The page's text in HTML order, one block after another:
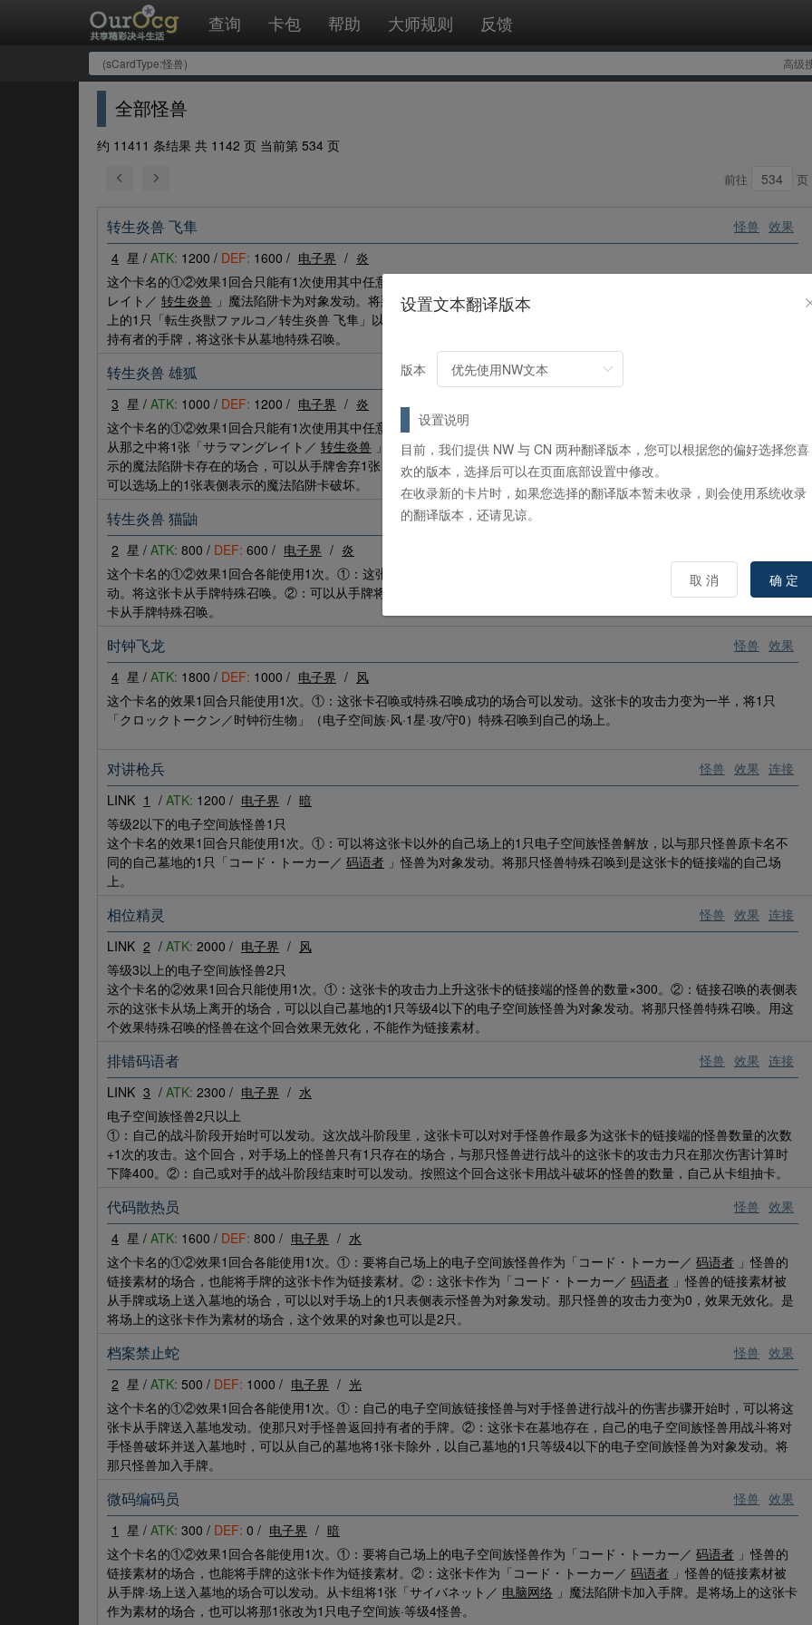
查询 卡包 帮助 大师规则 反馈
高级
全部怪兽
约 11411 条结果 共 1142 页 当前第 534 页
前往 页
怪兽 效果
转生炎兽 飞隼
4 星 / ATK: 1200 / DEF: 1600 / 电子界 / 炎
这个卡名的①②效果1回合只能有1次使用其中任意1个。①：这张卡被送入墓地的场合，可以以自己墓地的1张「サラマング
レイト／ 转生炎兽 」魔法陷阱卡为对象发动。将那张卡盖放到自己的场上。②：这张卡在墓地存在的场合，可以以自己场
上的1只「転生炎獣ファルコ／转生炎兽 飞隼」以外的「サラマングレイト／
持有者的手牌，将这张卡从墓地特殊召唤。
转生炎兽 雄狐
3 星 / ATK: 1000 / DEF: 1200 / 电子界 / 炎
这个卡名的①②效果1回合只能有1次使用其中任意1个。①：这张卡召唤成功时可以发动。从自己卡组上面翻开3张卡，可以
从那之中将1张「サラマングレイト／ 转生炎兽 」卡加入手牌，剩下的卡返回卡组。②：这张卡在墓地存在，场上有表侧表
示的魔法陷阱卡存在的场合，可以从手牌舍弃1张「サラマングレイト／转生炎兽 」卡发动。将这张卡特殊召唤。那之后，
可以选场上的1张表侧表示的魔法陷阱卡破坏。
转生炎兽 猫鼬
2 星 / ATK: 800 / DEF: 600 / 电子界 / 炎
这个卡名的①②效果1回合各能使用1次。①：这张卡在用通常抽卡以外的方法加入手牌的场合，可以向对手展示这张卡发
动。将这张卡从手牌特殊召唤。②：可以从手牌将这张卡以外的1张「サラマングレイト／
」卡舍弃发动。将这张
卡从手牌特殊召唤。
怪兽 效果
时钟飞龙
4 星 / ATK: 1800 / DEF: 1000 / 电子界 / 风
这个卡名的效果1回合只能使用1次。①：这张卡召唤或特殊召唤成功的场合可以发动。这张卡的攻击力变为一半，将1只
「クロックトークン／时钟衍生物」（电子空间族·风·1星·攻/守0）特殊召唤到自己的场上。
怪兽 效果 连接
对讲枪兵
LINK 1 / ATK: 1200 / 电子界 / 暗
等级2以下的电子空间族怪兽1只
这个卡名的效果1回合只能使用1次。①：可以将这张卡以外的自己场上的1只电子空间族怪兽解放，以与那只怪兽原卡名不
同的自己墓地的1只「コード・トーカー／ 码语者 」怪兽为对象发动。将那只怪兽特殊召唤到是这张卡的链接端的自己场
上。
怪兽 效果 连接
相位精灵
LINK 2 / ATK: 2000 / 电子界 / 风
等级3以上的电子空间族怪兽2只
这个卡名的②效果1回合只能使用1次。①：这张卡的攻击力上升这张卡的链接端的怪兽的数量×300。②：链接召唤的表侧表
示的这张卡从场上离开的场合，可以以自己墓地的1只等级4以下的电子空间族怪兽为对象发动。将那只怪兽特殊召唤。用这
个效果特殊召唤的怪兽在这个回合效果无效化，不能作为链接素材。
怪兽 效果 连接
排错码语者
LINK 3 / ATK: 2300 / 电子界 / 水
电子空间族怪兽2只以上
①：自己的战斗阶段开始时可以发动。这次战斗阶段里，这张卡可以对对手怪兽作最多为这张卡的链接端的怪兽数量的次数
+1次的攻击。这个回合，对手场上的怪兽只有1只存在的场合，与那只怪兽进行战斗的这张卡的攻击力只在那次伤害计算时
下降400。②：自己或对手的战斗阶段结束时可以发动。按照这个回合这张卡用战斗破坏的怪兽的数量，自己从卡组抽卡。
怪兽 效果
代码散热员
4 星 / ATK: 1600 / DEF: 800 / 电子界 / 水
这个卡名的①②效果1回合各能使用1次。①：要将自己场上的电子空间族怪兽作为「コード・トーカー／ 码语者 」怪兽的
链接素材的场合，也能将手牌的这张卡作为链接素材。②：这张卡作为「コード・トーカー／ 码语者 」怪兽的链接素材被
从手牌或场上送入墓地的场合，可以以对手场上的1只表侧表示怪兽为对象发动。那只怪兽的攻击力变为0，效果无效化。是
将场上的这张卡作为素材的场合，这个效果的对象也可以是2只。
怪兽 效果
档案禁止蛇
2 星 / ATK: 500 / DEF: 1000 / 电子界 / 光
这个卡名的①②效果1回合各能使用1次。①：自己的电子空间族链接怪兽与对手怪兽进行战斗的伤害步骤开始时，可以将这
张卡从手牌送入墓地发动。使那只对手怪兽返回持有者的手牌。②：这张卡在墓地存在，自己的电子空间族怪兽用战斗将对
手怪兽破坏并送入墓地时，可以从自己的墓地将1张卡除外，以自己墓地的1只等级4以下的电子空间族怪兽为对象发动。将
那只怪兽加入手牌。
怪兽 效果
微码编码员
1 星 / ATK: 300 / DEF: 0 / 电子界 / 暗
这个卡名的①②效果1回合各能使用1次。①：要将自己场上的电子空间族怪兽作为「コード・トーカー／ 码语者 」怪兽的
链接素材的场合，也能将手牌的这张卡作为链接素材。②：这张卡作为「コード・トーカー／ 码语者 」怪兽的链接素材被
从手牌·场上送入墓地的场合可以发动。从卡组将1张「サイバネット／ 电脑网络 」魔法陷阱卡加入手牌。是将场上的这张卡
作为素材的场合，也可以将那1张改为1只电子空间族·等级4怪兽。
设置文本翻译版本
版本
设置说明
目前，我们提供 NW 与 CN 两种翻译版本，您可以根据您的偏好选择您喜
欢的版本，选择后可以在页面底部设置中修改。
在收录新的卡片时，如果您选择的翻译版本暂未收录，则会使用系统收录
的翻译版本，还请见谅。
取 消 确 定